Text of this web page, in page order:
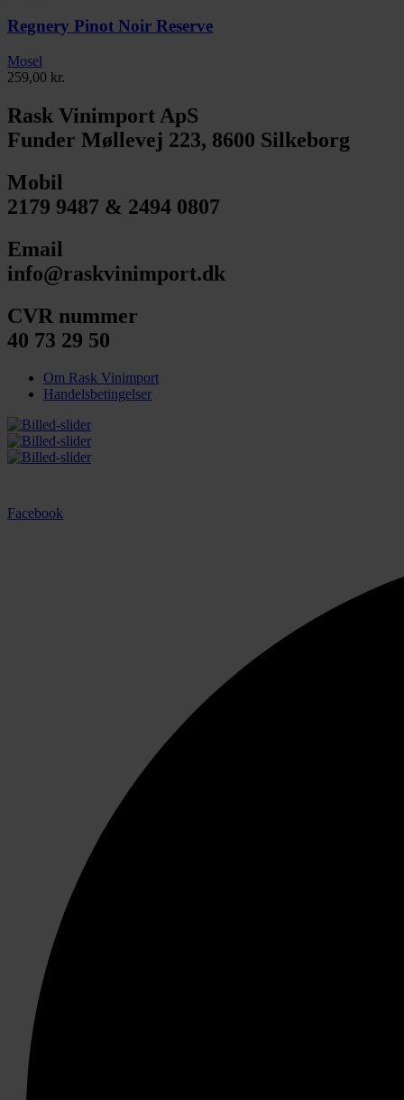
Regnery Pinot Noir Reserve
Mosel
259,00 kr.
Rask Vinimport ApS
Funder Møllevej 223, 8600 Silkeborg
Mobil
2179 9487 & 2494 0807
Email
info@raskvinimport.dk
CVR nummer
40 73 29 50
Om Rask Vinimport
Handelsbetingelser
Facebook